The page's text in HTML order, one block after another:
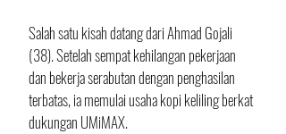
Salah satu kisah datang dari Ahmad Gojali
(38). Setelah sempat kehilangan pekerjaan
dan bekerja serabutan dengan penghasilan
terbatas, ia memulai usaha kopi keliling berkat
dukungan UMiMAX.